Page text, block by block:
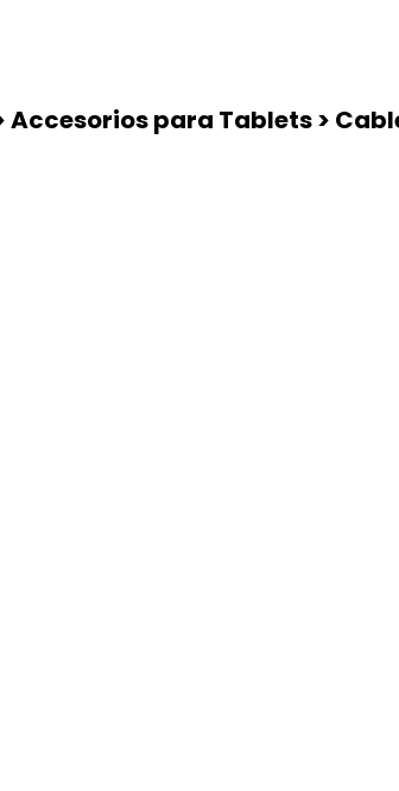
para Tablets >